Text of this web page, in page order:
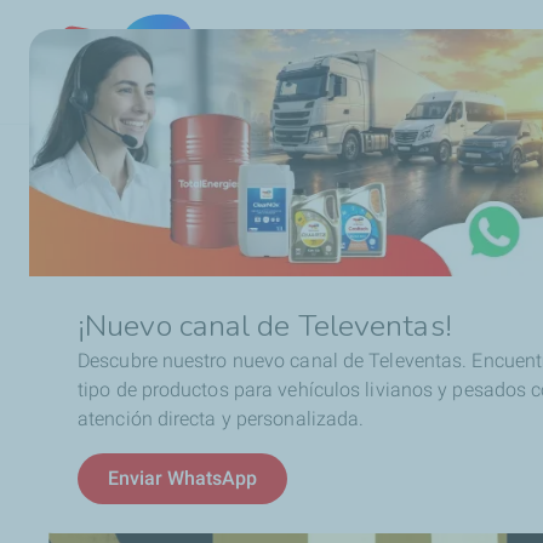
¡Nuevo canal de Televentas!
Descubre nuestro nuevo canal de Televentas.
tipo de productos para vehículos livianos y pesados
atención directa y personalizada.
Enviar WhatsApp
Ruta
de
navegación
Noticias La aventura continúa con ELF y The